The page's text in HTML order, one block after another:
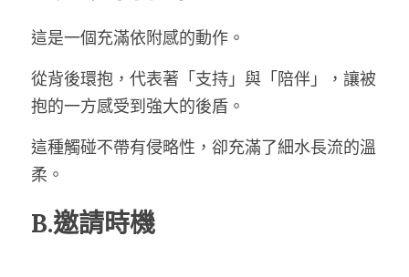
😘恆溫日常
📑Love Notes
📊作品集
這是一個充滿依附感的動作。
從背後環抱，代表著「支持」與「陪伴」，讓被
抱的一方感受到強大的後盾。
這種觸碰不帶有侵略性，卻充滿了細水長流的溫
柔。
B.邀請時機